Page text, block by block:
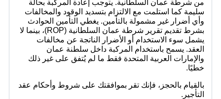
من شرطة عمان السلطانية. يتوجب إعادة المركبة بحالة
سليمة كما استلمت مع الالتزام بتسديد الوقود والمخالفات
وأي أضرار غير مشمولة بالتأمين. يغطي التأمين الحوادث
بشرط تقديم تقرير شرطة عمان السلطانية (ROP)، بينما لا
يشمل سوء الاستخدام أو الأضرار الناتجة عن مخالفات
العقد. يسمح باستخدام المركبة داخل سلطنة عمان
والإمارات العربية المتحدة فقط ما لم يُتفق على غير ذلك
خطيًا.
بالقيام بالحجز، فإنك تقر بموافقتك على شروط وأحكام عقد
التأجير.